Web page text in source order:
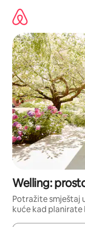
sadržaj
Welling:
Potražite smještaj
kuće kad planirate